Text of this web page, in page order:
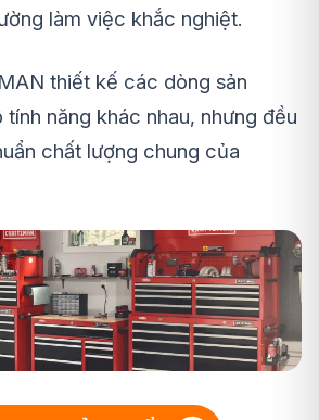
làm việc khắc nghiệt.
thiết kế các dòng sản
năng khác nhau, nhưng đều
chất lượng chung của